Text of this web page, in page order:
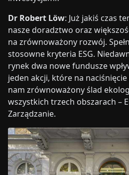
Dr Robert Löw: Już jakiś czas
nasze doradztwo oraz
na zrównoważony rozwój.
stosowne kryteria ESG.
rynek dwa nowe fundusze
jeden akcji, które na
nam zrównoważony ślad
wszystkich trzech obszarach –
Zarządzanie.